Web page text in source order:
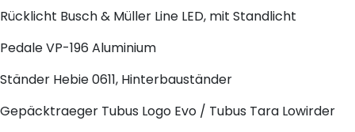
Rücklicht Busch & Müller Line LED, mit Standlicht
PedaleVP-196 Aluminium
Ständer Hebie 0611, Hinterbauständer
Gepäcktraeger Tubus Logo Evo / Tubus Tara Lowirder